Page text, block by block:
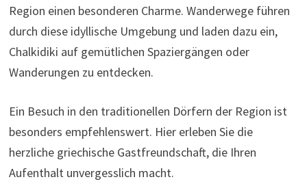
Region einen besonderen Charme. Wanderwege führen
durch diese idyllische Umgebung und laden dazu ein,
Chalkidiki auf gemütlichen Spaziergängen oder
Wanderungen zu entdecken.
Ein Besuch in den traditionellen Dörfern der Region ist
besonders empfehlenswert. Hier erleben Sie die
herzliche griechische Gastfreundschaft, die Ihren
Aufenthalt unvergesslich macht.